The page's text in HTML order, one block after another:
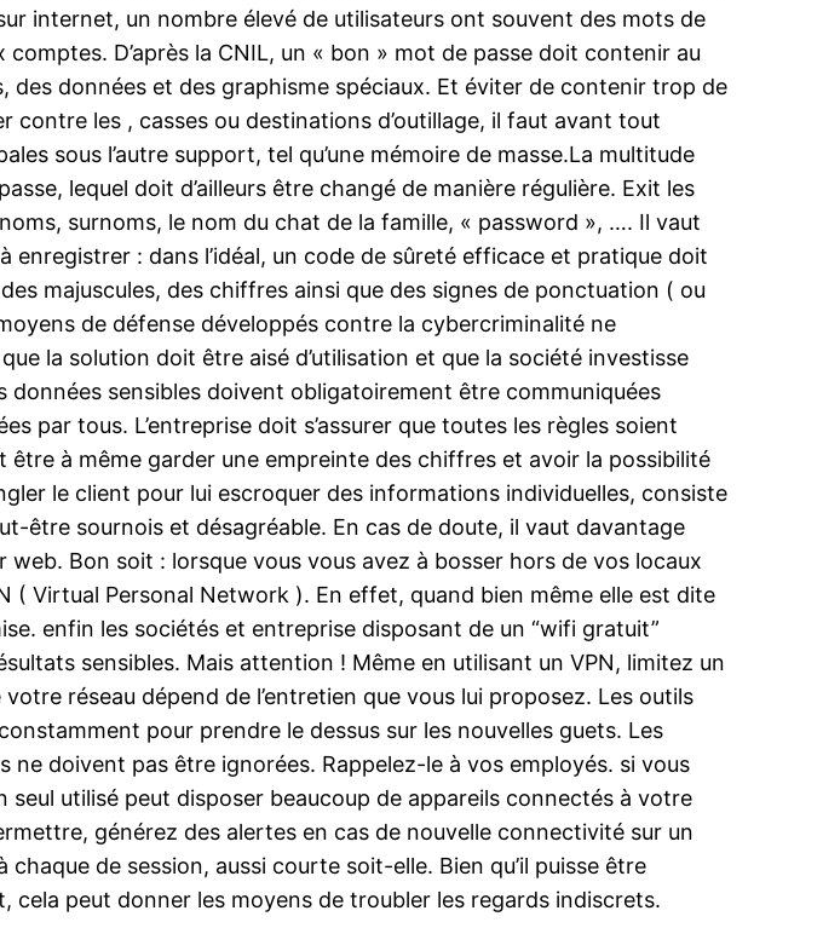
internet, un nombre élevé de utilisateurs ont souvent des mots de
D’après la CNIL, un « bon » mot de passe doit contenir au
des données et des graphisme spéciaux. Et éviter de contenir trop de
contre les , casses ou destinations d’outillage, il faut avant tout
sous l’autre support, tel qu’une mémoire de masse.La multitude
lequel doit d’ailleurs être changé de manière régulière. Exit les
surnoms, le nom du chat de la famille, « password », …. Il vaut
: dans l’idéal, un code de sûreté efficace et pratique doit
majuscules, des chiffres ainsi que des signes de ponctuation ( ou
de défense développés contre la cybercriminalité ne
la solution doit être aisé d’utilisation et que la société investisse
sensibles doivent obligatoirement être communiquées
par tous. L’entreprise doit s’assurer que toutes les règles soient
à même garder une empreinte des chiffres et avoir la possibilité
le client pour lui escroquer des informations individuelles, consiste
être sournois et désagréable. En cas de doute, il vaut davantage
Bon soit : lorsque vous vous avez à bosser hors de vos locaux
( Virtual Personal Network ). En effet, quand bien même elle est dite
enfin les sociétés et entreprise disposant de un “wifi gratuit”
sensibles. Mais attention ! Même en utilisant un VPN, limitez un
réseau dépend de l’entretien que vous lui proposez. Les outils
pour prendre le dessus sur les nouvelles guets. Les
doivent pas être ignorées. Rappelez-le à vos employés. si vous
utilisé peut disposer beaucoup de appareils connectés à votre
générez des alertes en cas de nouvelle connectivité sur un
de session, aussi courte soit-elle. Bien qu’il puisse être
cela peut donner les moyens de troubler les regards indiscrets.